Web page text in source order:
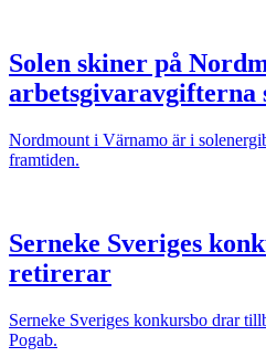
Solen skiner på
arbetsgivaravgifterna
Nordmount i Värnamo är i
framtiden.
Serneke Sveriges
retirerar
Serneke Sveriges konkursbo drar
Pogab.